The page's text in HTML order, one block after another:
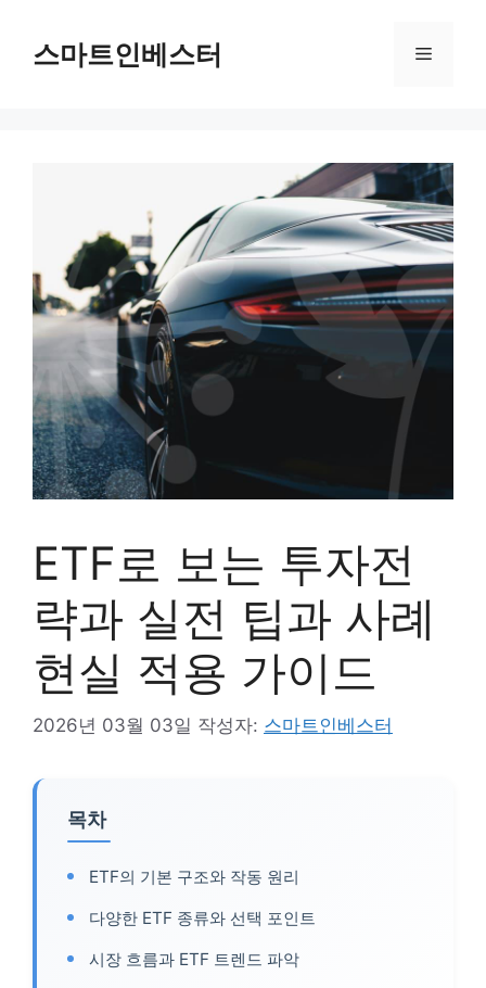
스마트인베스터 메
ETF로 보는 투자전
략과 실전 팁과 사례
현실 적용 가이드
2026년 03월 03일 작성자: 스마트인베스터
목차
ETF의 기본 구조와 작동 원리
다양한 ETF 종류와 선택 포인트
시장 흐름과 ETF 트렌드 파악